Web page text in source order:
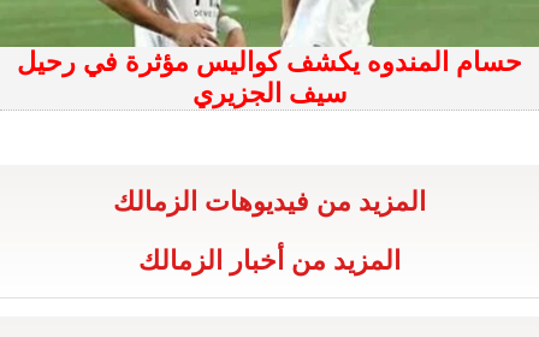
حسام المندوه يكشف كواليس مؤثرة في رحيل
سيف الجزيري
المزيد من فيديوهات الزمالك
المزيد من أخبار الزمالك